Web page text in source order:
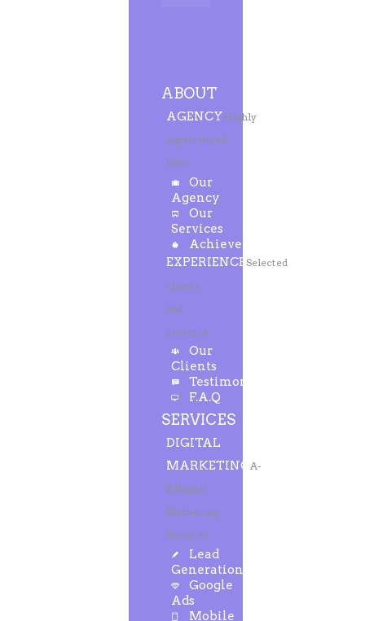
ABOUT
AGENCYHighly
experienced
team
Our
Agency
Our
Services
Achievements
EXPERIENCE Selected
clients
and
projects
Our
Clients
Testimonials
F.A.Q
SERVICES
DIGITAL
MARKETING A-
Z Digital
Marketing
Services
Lead
Generation
Google
Ads
Mobile